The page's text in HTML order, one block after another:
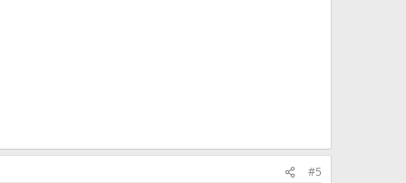
#5